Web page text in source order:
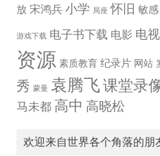
放 宋鸿兵 小学 局座 怀旧 敏感
游戏下载 电子书下载 电影 电
资源 素质教育 纪录片 网站
秀 蒙曼 袁腾飞 课堂录
马未都 高中 高晓松
欢迎来自世界各个角落的朋